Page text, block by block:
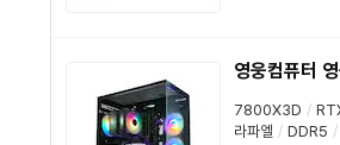
영웅컴퓨터
7800X3D /
라파엘 / DDR5 /